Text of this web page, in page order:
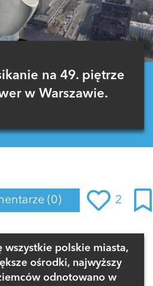
na 49. piętrze
w Warszawie.
(0) 2
, aby dodać komentarz
wszystkie polskie miasta,
ośrodki, najwyższy
odnotowano w